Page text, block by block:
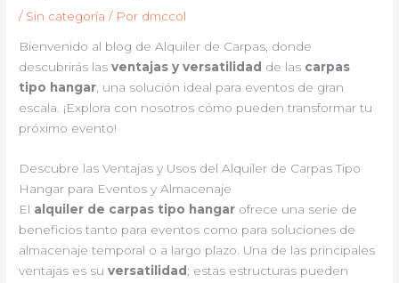
/ Sin categoría / Por dmccol
Bienvenido al blog de Alquiler de Carpas, donde
descubrirás lasventajas y versatilidad de las carpas
tipo hangar, una solución ideal para eventos de gran
escala. ¡Explora con nosotros cómo pueden transformar tu
próximo evento!
Descubre las Ventajas y Usos del Alquiler de Carpas Tipo
Hangar para Eventos y Almacenaje
El alquiler de carpas tipo hangar ofrece una serie de
beneficios tanto para eventos como para soluciones de
almacenaje temporal o a largo plazo. Una de las principales
ventajas es suversatilidad ; estas estructuras pueden